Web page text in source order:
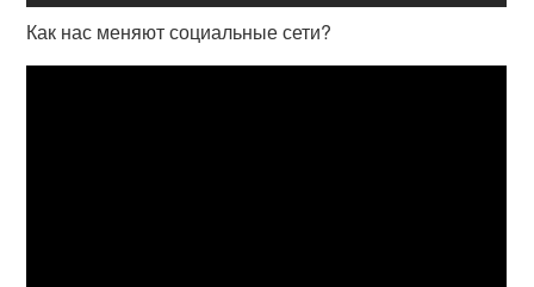
Как нас меняют социальные сети?